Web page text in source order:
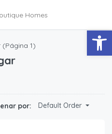
(Página 1)
por: Default Order